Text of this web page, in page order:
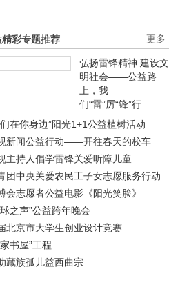
更多
精彩专题推荐
弘扬雷锋精神 建设文
明社会——公益路
上，我
们“雷”厉“锋”行
在你身边”阳光1+1公益植树活动
新闻公益行动——开往春天的校车
主持人倡学雷锋关爱听障儿童
团中央关爱农民工子女志愿服务行动
会志愿者公益电影《阳光笑脸》
之声”公益跨年晚会
北京市大学生创业设计竞赛
书屋”工程
藏族孤儿益西曲宗